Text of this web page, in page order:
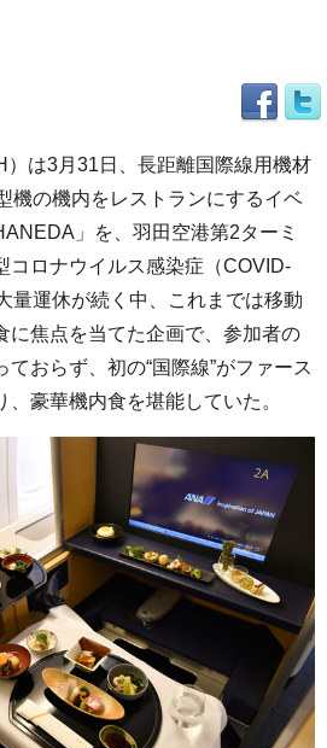
は3月31日、長距離国際線用機材
機の機内をレストランにするイベ
」を、羽田空港第2ターミ
コロナウイルス感染症（COVID-
量運休が続く中、これまでは移動
に焦点を当てた企画で、参加者の
おらず、初の“国際線”がファース
、豪華機内食を堪能していた。